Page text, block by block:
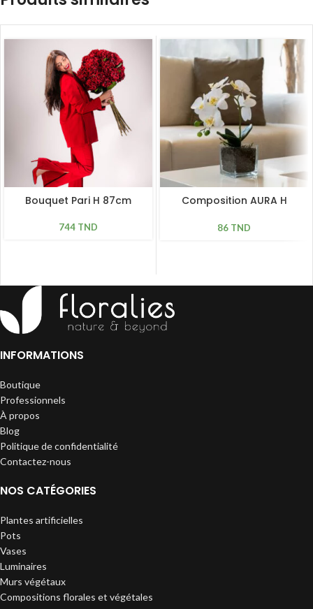
Bouquet Pari H 87cm
744 TND
Composition AURA H
86 TND
INFORMATIONS
Boutique
Professionnels
À propos
Blog
Politique de confidentialité
Contactez-nous
NOS CATÉGORIES
Plantes artificielles
Pots
Vases
Luminaires
Murs végétaux
Compositions florales et végétales